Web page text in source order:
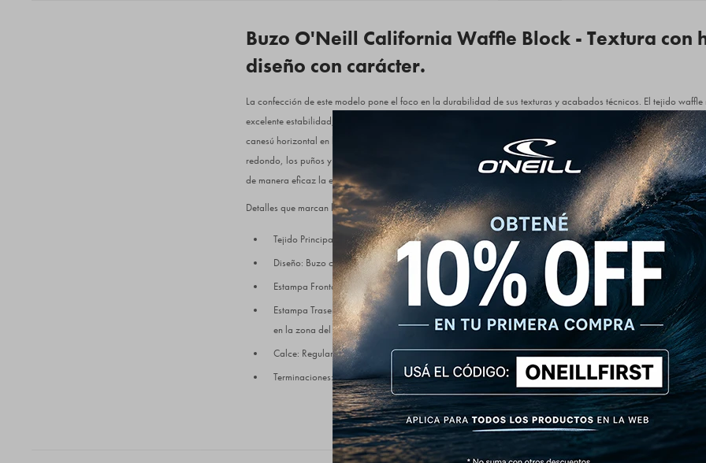
Buzo O'Neill California Waffle Block - Textura con
diseño con carácter.
La confección de este modelo pone el foco en la durabilidad de sus texturas y acabados técnicos. El tejido
excelente estabilidad, lo que evita que el buzo se estire o pierda su calce original con los lavados cotidianos.
canesú horizontal en la espalda que sirve de base para la estampa de gran formato, asegurando una caída
redondo, los puños y la cintura están rematados con un rib elástico liso a tono que genera un contraste fino con
de manera eficaz la entrada del viento.
Detalles que marcan la diferencia:
Tejido Principal: Material de gramaje medio-pesado con textura tejida tipo Waffle (Nido de abeja) de
Diseño: Buzo cerrado de cuello redondo (Crewneck) perteneciente a la línea de hombre.
Estampa Frontal: Gráfica institucional sutil "The Original O'Neill Wetsuit Company" estampada en el
Estampa Trasera: Logotipo "O'Neill" en tipografía de gran formato cruzando los hombros, acompañado
en la zona del canesú.
Calce: Regular Fit de estructura recta y caída natural muy cómoda.
Terminaciones: Cuello, puños y dobladillo inferior acabados en rib elástico liso y suave para un ajuste